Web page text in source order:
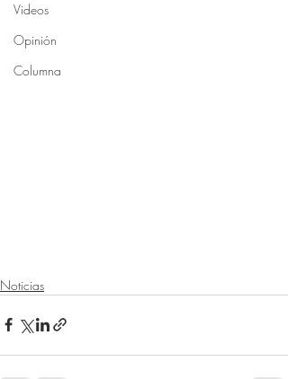
Videos
Opinión
Columna
Noticias